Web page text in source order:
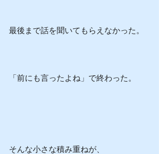
最後まで話を聞いてもらえなかった。
「前にも言ったよね」で終わった。
そんな小さな積み重ねが、